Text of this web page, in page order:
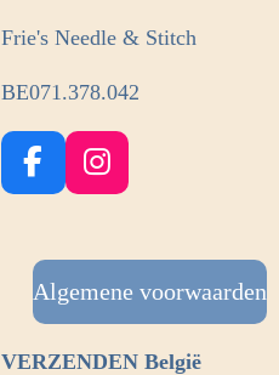
Frie's Needle & Stitch
BE071.378.042
F
e
b
o
o
I
t
a
g
r
Algemene voorwaarden
VERZENDEN België